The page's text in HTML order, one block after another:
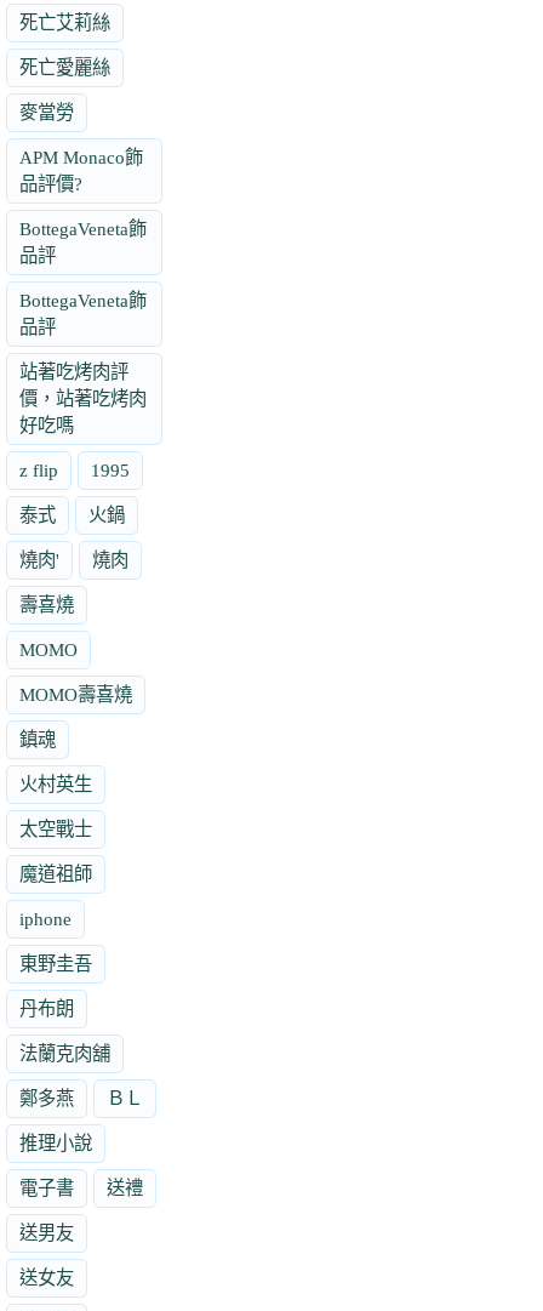
死亡艾莉絲
死亡愛麗絲
麥當勞
APM Monaco飾
品評價?
BottegaVeneta飾
品評
BottegaVeneta飾
品評
站著吃烤肉評
價，站著吃烤肉
好吃嗎
z flip 1995
泰式 火鍋
燒肉' 燒肉
壽喜燒
MOMO
MOMO壽喜燒
鎮魂
火村英生
太空戰士
魔道祖師
iphone
東野圭吾
丹布朗
法蘭克肉舖
鄭多燕 ＢＬ
推理小說
電子書 送禮
送男友
送女友